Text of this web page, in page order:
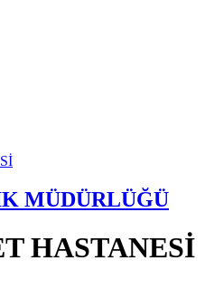
MÜDÜRLÜĞÜ
HASTANESİ